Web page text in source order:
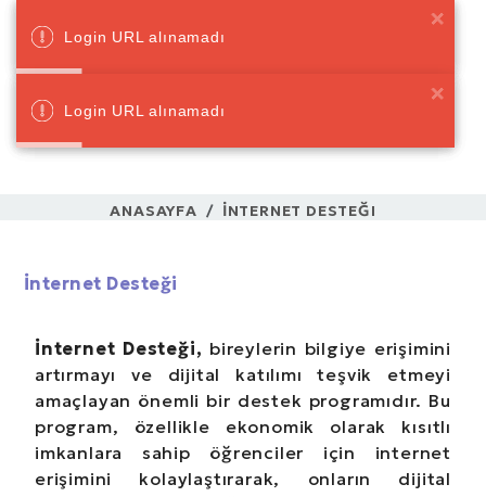
Login URL alınamadı
Login URL alınamadı
Login URL alınamadı
Login URL alınamadı
ANASAYFA İNTERNET DESTEĞI
İnternet Desteği
İnternet Desteği, bireylerin bilgiye erişimini
artırmayı ve dijital katılımı teşvik etmeyi
amaçlayan önemli bir destek programıdır. Bu
program, özellikle ekonomik olarak kısıtlı
imkanlara sahip öğrenciler için internet
erişimini kolaylaştırarak, onların dijital
Login URL alınamadı
Login URL alınamadı